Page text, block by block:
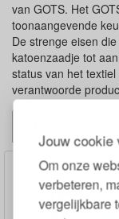
Jouw cookie
Om onze
verbeteren,
vergelijkbare
van GOTS. Het
toonaangevende
De strenge eisen
katoenzaadje tot
status van het
verantwoorde